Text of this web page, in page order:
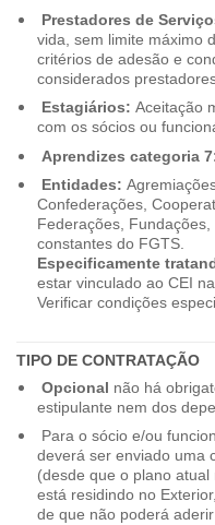
Prestadores de
vida, sem limite máximo
critérios de adesão e
considerados
Estagiários: Aceitação
com os sócios ou
Aprendizes categoria
Entidades:
Confederações,
Federações,
constantes do FGTS.
Especificamente
estar vinculado ao CEI
Verificar condições
TIPO DE CONTRATAÇÃO
Opcional não há
estipulante nem dos
Para o sócio e/ou
deverá ser enviado uma
(desde que o plano
está residindo no
de que não poderá